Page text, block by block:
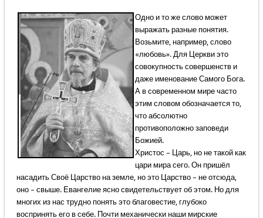
Одно и то же слово может
выражать разные понятия.
Возьмите, например, слово
«любовь». Для Церкви это
совокупность совершенств и
даже именование Самого Бога.
А в современном мире часто
этим словом обозначается то,
что абсолютно
противоположно заповеди
Божией.
Христос – Царь, но не такой как
цари мира сего. Он пришёл
насадить Своё Царство на земле, но это Царство – не отсюда,
оно – свыше. Евангелие ясно свидетельствует об этом. Но для
многих из нас трудно понять это благовестие, глубоко
воспринять его в себе. Почти механически наши мирские